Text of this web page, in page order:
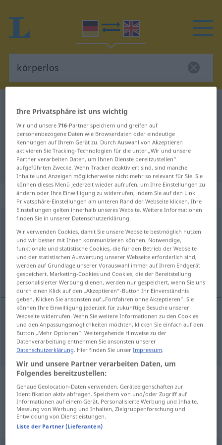
Deutsch-Englisch Übersetzung für
"körperlos"
"körperlos" Englisch Übersetzung
„körperlos“: Adjektiv
körperlosadj
Übersicht aller Übersetzungen
(Für mehr Details die Übersetzung anklicken/antippen)
bodiless, incorporeal, immaterial
bodiless, incorpor(e)al,immaterial
körperlos
Wesen, Sein etc
Beispielsätze aus externen Quellen
für "körperlos"
(nicht von der Langenscheidt Redaktion
geprüft)
Ihre Privatsphäre ist uns wichtig
Wir und unsere716-Partner speichern und greifen auf
personenbezogene Daten wie Browserdaten oder eindeutige
Kennungen auf Ihrem Gerät zu. Durch Auswahl von Akzeptieren
aktivieren Sie Tracking-Technologien für die unter „Wir und unsere
Partner verarbeiten Daten, um Ihnen Dienste bereitzustellen“
aufgeführten Zwecke. Wenn Tracker deaktiviert sind, sind manche
Inhalte und Anzeigen möglicherweise nicht mehr so relevant für Sie. Sie
können dieses Menü jederzeit wieder aufrufen, um Ihre Einstellungen zu
ändern oder Ihre Einwilligung zu widerrufen, indem Sie auf den Link
Privatsphäre-Einstellungen am unteren Rand der Webseite klicken. Ihre
Einstellungen gelten innerhalb unseres Website. Weitere Informationen
finden Sie in unserer Datenschutzerklärung.
Wir verwenden Cookies, damit Sie unsere Webseite bestmöglich nutzen
und wir besser mit Ihnen kommunizieren können. Notwendige,
funktionale und statistische Cookies, die für den Betrieb der Webseite
und der statistischen Auswertung unserer Webseite erforderlich sind,
werden auf Grundlage unserer Vorauswahl immer auf Ihrem Endgerät
gespeichert. Marketing-Cookies und Cookies, die der Bereitstellung
personalisierter Werbung dienen, werden nur gespeichert, wenn Sie uns
durch einen Klick auf den „Akzeptieren“-Button Ihr Einverständnis
geben. Klicken Sie ansonsten auf „Fortfahren ohne Akzeptieren“. Sie
können Ihre Einwilligung jederzeit für zukünftige Besuche unserer
Webseite widerrufen. Wenn Sie weitere Informationen zu den Cookies
und den Anpassungsmöglichkeiten möchten, klicken Sie einfach auf den
Button „Mehr Optionen“. Weitergehende Hinweise zu der
Datenverarbeitung entnehmen Sie ansonsten unserer
Datenschutzerklärung. Hier finden Sie unserImpressum.
Wir und unsere Partner verarbeiten Daten, um
Folgendes bereitzustellen:
Genaue Geolocation-Daten verwenden. Geräteeigenschaften zur
Identifikation aktiv abfragen. Speichern von und/oder Zugriff auf
Informationen auf einem Gerät. Personalisierte Werbung und Inhalte,
Messung von Werbung und Inhalten, Zielgruppenforschung und
Entwicklung von Dienstleistungen.
Liste der Partner (Lieferanten)